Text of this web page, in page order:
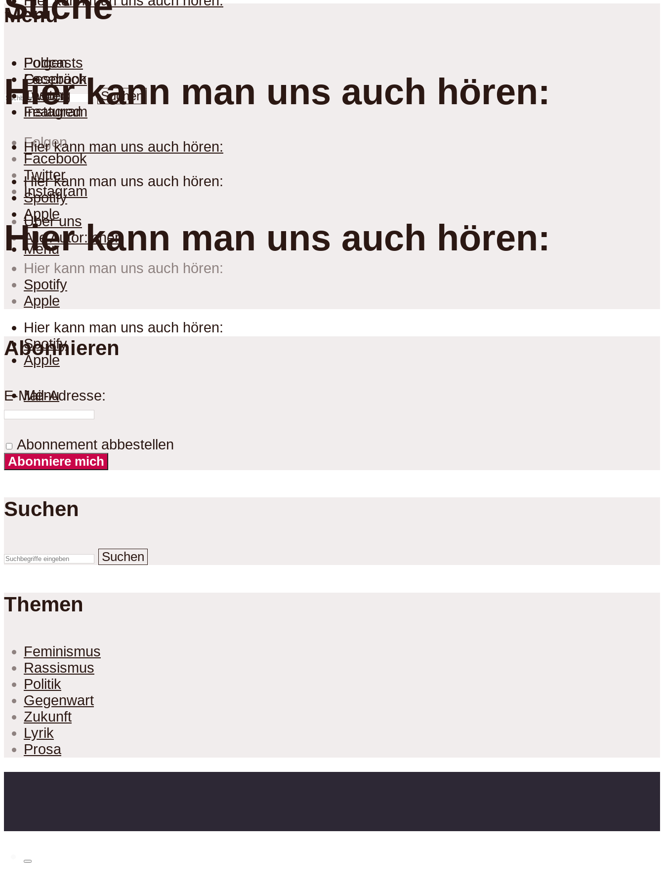
Suchen
Hier kann man uns auch hören:
Hier kann man uns auch hören:
Spotify
Apple
Menu
Folgen
Facebook
Twitter
Instagram
Hier kann man uns auch hören:
Hier kann man uns auch hören:
Hier kann man uns auch hören:
Spotify
Apple
Menu
Menu
Podcasts
Gespräch
Lesung
Featured
Folgen
Facebook
Twitter
Instagram
Über uns
Alle Autor:innen
Hier kann man uns auch hören:
Spotify
Apple
Abonnieren
E-Mail-Adresse:
Abonnement abbestellen
Abonniere mich
Suchen
Suchen
Themen
Feminismus
Rassismus
Politik
Gegenwart
Zukunft
Lyrik
Prosa